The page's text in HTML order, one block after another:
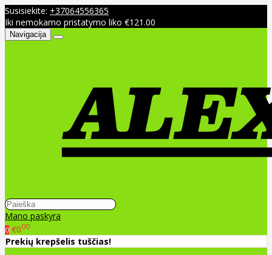
Susisiekite: +37064556365
Iki nemokamo pristatymo liko €121.00
Navigacija
Mano paskyra
0 €000
Prekių krepšelis tuščias!